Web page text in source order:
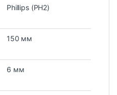
Phillips (PH2)
150 мм
6 мм